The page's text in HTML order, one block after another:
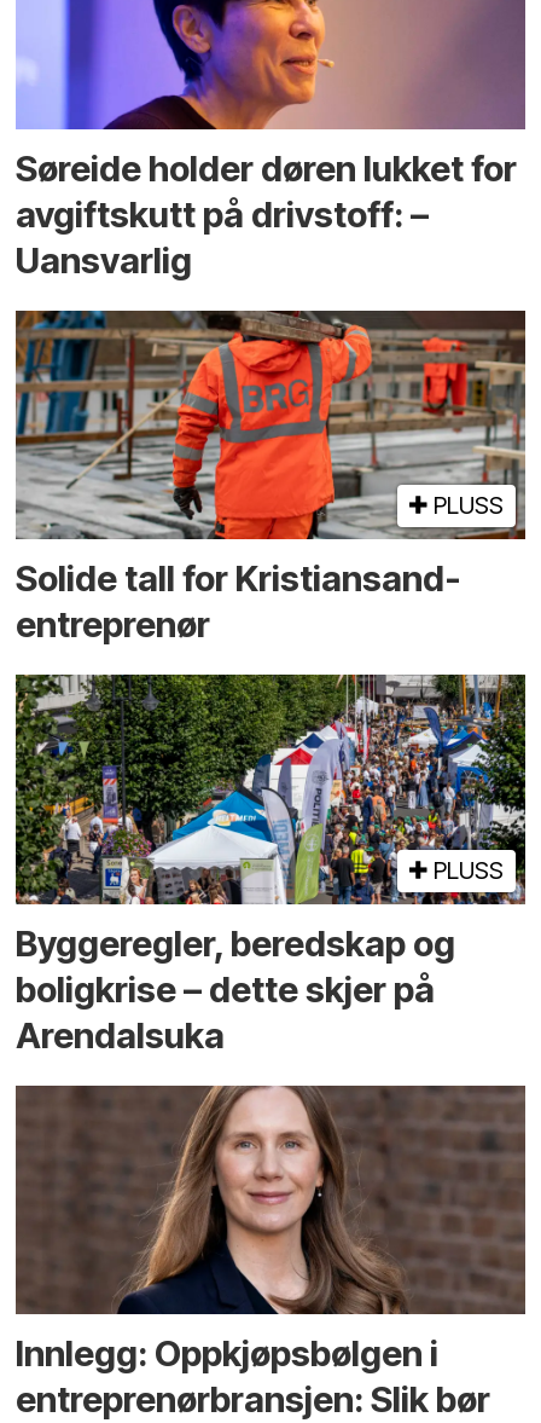
Søreide holder døren lukket for
avgiftskutt på drivstoff: –
Uansvarlig
PLUSS
Solide tall for Kristiansand-
entreprenør
PLUSS
Bygge­regler, beredskap og
bolig­krise – dette skjer på
Arendals­uka
Innlegg: Oppkjøps­bølgen i
entreprenør­bransjen: Slik bør